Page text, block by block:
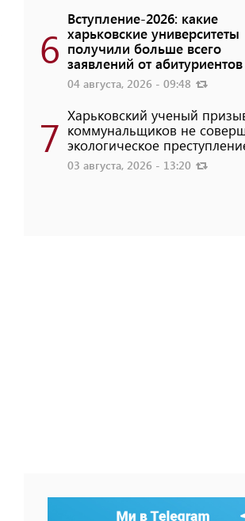
6
Вступление-2026: какие
харьковские университеты
получили больше всего
заявлений от абитуриентов
04 августа, 2026 - 09:48
7 Харьковский ученый
коммунальщиков не
экологическое
03 августа, 2026 - 13:20